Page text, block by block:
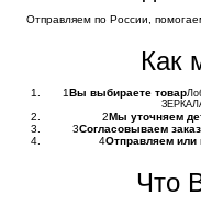
Отправляем по России,
Как
1 Вы выбираете товар
2 Мы уточняем
3Согласовываем заказ
4Отправляем или
Что